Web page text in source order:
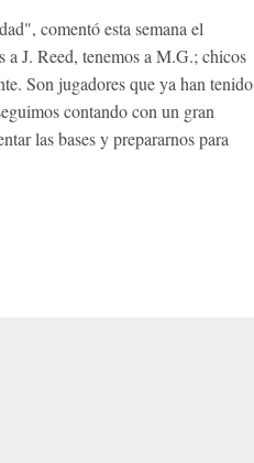
comentó esta semana el
a J. Reed, tenemos a M.G.; chicos
Son jugadores que ya han tenido
contando con un gran
las bases y prepararnos para